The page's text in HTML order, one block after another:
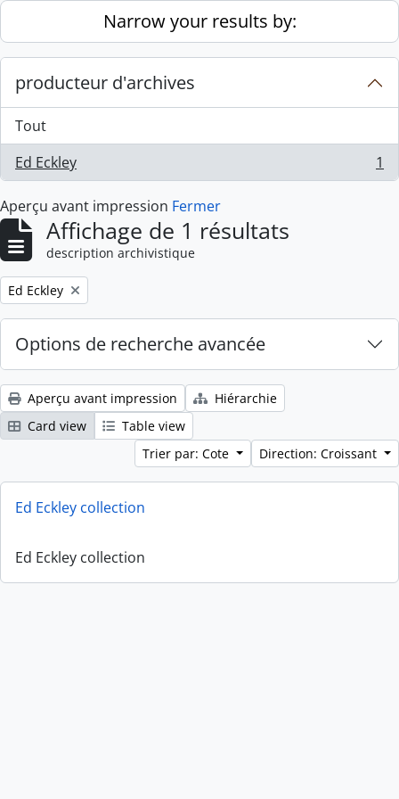
Skip to main contentNarrow your results by:
producteur d'archives
Tout
Ed Eckley
, 1 résultats 1
Aperçu avant impression Fermer
Affichage de 1 résultats
description archivistique
Remove filter:
Ed Eckley
Options de recherche avancée
Aperçu avant impression
Hiérarchie
Card view
Table view
Trier par: Cote
Direction: Croissant
Ed Eckley collection
Ed Eckley collection